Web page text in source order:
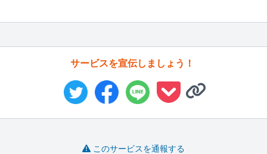
サービスを宣伝しましょう！
このサービスを通報する